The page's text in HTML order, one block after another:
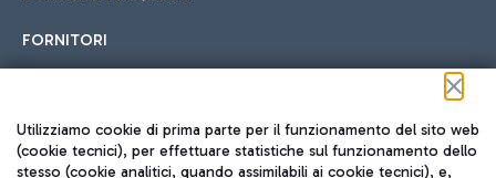
FORNITORI
Seguici sui social
Utilizziamo cookie di prima parte per il funzionamento del sito web
(cookie tecnici), per effettuare statistiche sul funzionamento dello
stesso (cookie analitici, quando assimilabili ai cookie tecnici), e,